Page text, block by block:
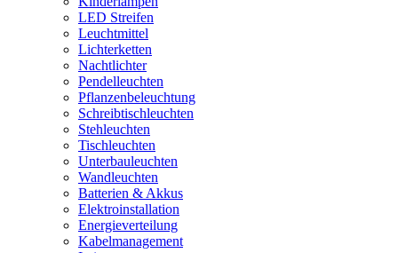
LED Streifen
Leuchtmittel
Lichterketten
Nachtlichter
Pendelleuchten
Pflanzenbeleuchtung
Schreibtischleuchten
Stehleuchten
Tischleuchten
Unterbauleuchten
Wandleuchten
Batterien & Akkus
Elektroinstallation
Energieverteilung
Kabelmanagement